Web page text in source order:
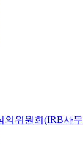
의위원회(IRB사